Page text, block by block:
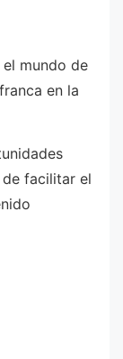
mundo de
en la
facilitar el